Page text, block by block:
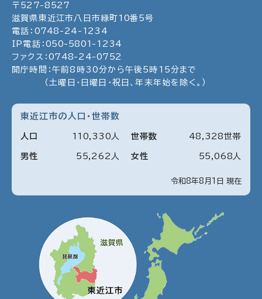
〒 527-8527
滋賀県東近江市八日市緑町10番5号
電話： 0748 - 24 - 1234
IP電話： 050- 5801 - 1234
ファクス： 0748- 24-0752
開庁時間：午前8時30分から午後5時15分まで
（土曜日・日曜日・祝日、年末年始を除く。）
東近江市の人口・世帯数
令和8年8月1日 現在
人口 110 330 人
男性 55 262 人 女性 55 068 人
世帯数 48 328世帯